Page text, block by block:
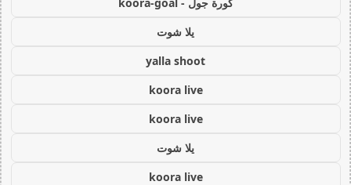
يلا شوت
yalla shoot
koora live
koora live
يلا شوت
koora live